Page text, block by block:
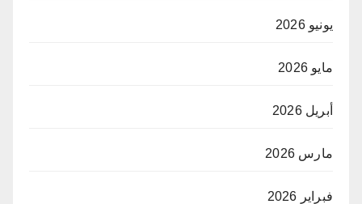
يونيو 2026
مايو 2026
أبريل 2026
مارس 2026
فبراير 2026